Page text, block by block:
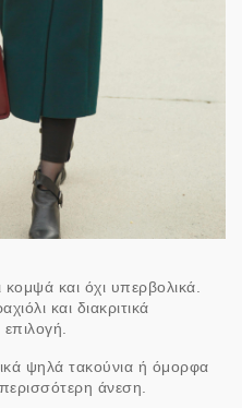
και όχι υπερβολικά.
και διακριτικά
επιλογή.
ψηλά τακούνια ή όμορφα
άνεση.